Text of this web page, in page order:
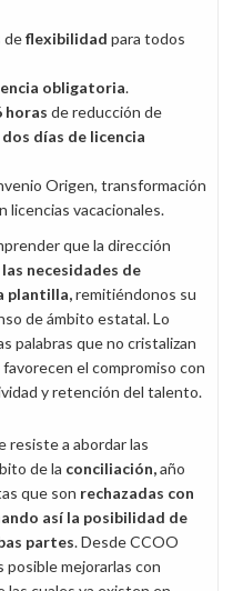
deflexibilidad para todos
obligatoria.
horas de reducción de
dos días de licencia
Origen, transformación
licencias vacacionales.
que la dirección
necesidades de
plantilla,remitiéndonos su
de ámbito estatal. Lo
palabras que no cristalizan
el compromiso con
y retención del talento.
resiste a abordar las
de la conciliación,año
que son rechazadas con
así la posibilidad de
partes. Desde CCOO
mejorarlas con